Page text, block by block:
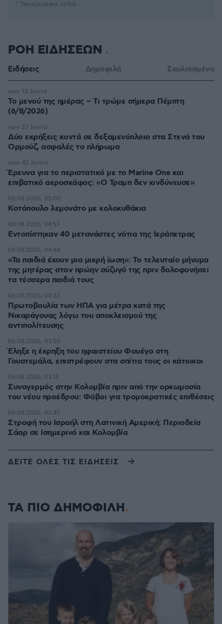
* Υποχρεωτικά πεδία
ΡΟΗ ΕΙΔΗΣΕΩΝ
Ειδήσεις Δημοφιλή Σχολιασμένα
Το μενού της ημέρας – Τι τρώμε σήμερα Πέμπτη
(6/8/2026)
πριν 13 λεπτά
Δύο εκρήξεις κοντά σε δεξαμενόπλοιο στα Στενά του
Ορμούζ, ασφαλές το πλήρωμα
πριν 27 λεπτά
Έρευνα για το περιστατικό με το Marine One και
επιβατικό αεροσκάφος: «Ο Τραμπ δεν κινδύνευσε»
πριν 42 λεπτά
Κοτόπουλο λεμονάτο με κολοκυθάκια
06.08.2026, 05:00
Εντοπίστηκαν 40 μετανάστες νότια της Ιεράπετρας
06.08.2026, 04:57
«Τα παιδιά έχουν μια μικρή ίωση»: Το τελευταίο μήνυμα
της μητέρας στον πρώην σύζυγό της πριν δολοφονήσει
τα τέσσερα παιδιά τους
06.08.2026, 04:44
Πρωτοβουλία των ΗΠΑ για μέτρα κατά της
Νικαράγουας λόγω του αποκλεισμού της
αντιπολίτευσης
06.08.2026, 04:22
Έληξε η έκρηξη του ηφαιστείου Φουέγο στη
Γουατεμάλα, επιστρέφουν στα σπίτια τους οι κάτοικοι
06.08.2026, 03:50
Συναγερμός στην Κολομβία πριν από την ορκωμοσία
του νέου προέδρου: Φόβοι για τρομοκρατικές επιθέσεις
06.08.2026, 03:15
Στροφή του Ισραήλ στη Λατινική Αμερική: Περιοδεία
Σάαρ σε Ισημερινό και Κολομβία
06.08.2026, 02:45
ΔΕΙΤΕ ΟΛΕΣ ΤΙΣ ΕΙΔΗΣΕΙΣ
ΤΑ ΠΙΟ ΔΗΜΟΦΙΛΗ